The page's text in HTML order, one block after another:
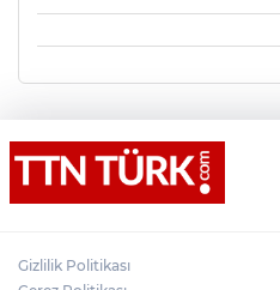
Gizlilik Politikası